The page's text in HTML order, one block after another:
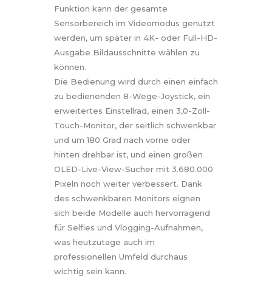
Funktion kann der gesamte
Sensorbereich im Videomodus genutzt
werden, um später in 4K- oder Full-HD-
Ausgabe Bildausschnitte wählen zu
können.
Die Bedienung wird durch einen einfach
zu bedienenden 8-Wege-Joystick, ein
erweitertes Einstellrad, einen 3,0-Zoll-
Touch-Monitor, der seitlich schwenkbar
und um 180 Grad nach vorne oder
hinten drehbar ist, und einen großen
OLED-Live-View-Sucher mit 3.680.000
Pixeln noch weiter verbessert. Dank
des schwenkbaren Monitors eignen
sich beide Modelle auch hervorragend
für Selfies und Vlogging-Aufnahmen,
was heutzutage auch im
professionellen Umfeld durchaus
wichtig sein kann.